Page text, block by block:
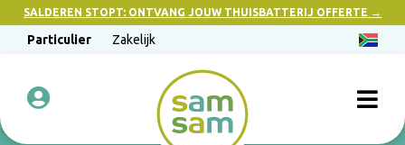
SALDEREN STOPT: ONTVANG JOUW THUISBATTERIJ OFFERTE →
Particulier Zakelijk